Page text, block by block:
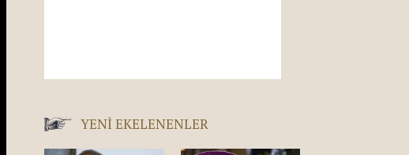
YENI EKELENENLER